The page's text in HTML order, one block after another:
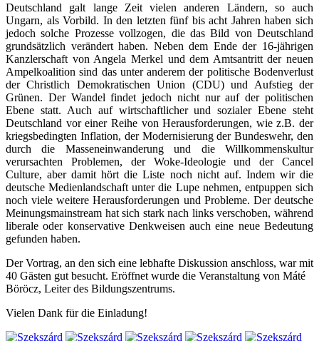
Deutschland galt lange Zeit vielen anderen Ländern, so auch
Ungarn, als Vorbild. In den letzten fünf bis acht Jahren haben sich
jedoch solche Prozesse vollzogen, die das Bild von Deutschland
grundsätzlich verändert haben. Neben dem Ende der 16-jährigen
Kanzlerschaft von Angela Merkel und dem Amtsantritt der neuen
Ampelkoalition sind das unter anderem der politische Bodenverlust
der Christlich Demokratischen Union (CDU) und Aufstieg der
Grünen. Der Wandel findet jedoch nicht nur auf der politischen
Ebene statt. Auch auf wirtschaftlicher und sozialer Ebene steht
Deutschland vor einer Reihe von Herausforderungen, wie z.B. der
kriegsbedingten Inflation, der Modernisierung der Bundeswehr, den
durch die Masseneinwanderung und die Willkommenskultur
verursachten Problemen, der Woke-Ideologie und der Cancel
Culture, aber damit hört die Liste noch nicht auf. Indem wir die
deutsche Medienlandschaft unter die Lupe nehmen, entpuppen sich
noch viele weitere Herausforderungen und Probleme. Der deutsche
Meinungsmainstream hat sich stark nach links verschoben, während
liberale oder konservative Denkweisen auch eine neue Bedeutung
gefunden haben.
Der Vortrag, an den sich eine lebhafte Diskussion anschloss, war mit
40 Gästen gut besucht. Eröffnet wurde die Veranstaltung von Máté
Böröcz, Leiter des Bildungszentrums.
Vielen Dank für die Einladung!